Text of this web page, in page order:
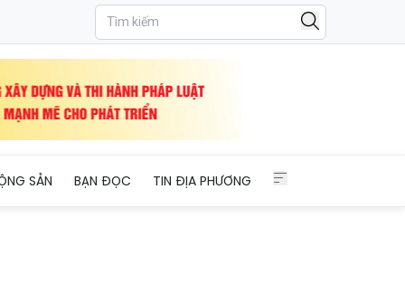
SẢN BẠN ĐỌC TIN ĐỊA PHƯƠNG